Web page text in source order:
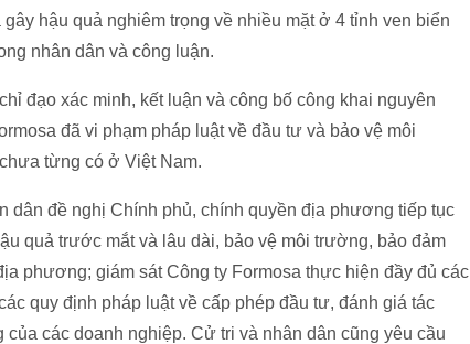
hậu quả nghiêm trọng về nhiều mặt ở 4 tỉnh ven biển
nhân dân và công luận.
đạo xác minh, kết luận và công bố công khai nguyên
đã vi phạm pháp luật về đầu tư và bảo vệ môi
từng có ở Việt Nam.
dân đề nghị Chính phủ, chính quyền địa phương tiếp tục
quả trước mắt và lâu dài, bảo vệ môi trường, bảo đảm
phương; giám sát Công ty Formosa thực hiện đầy đủ các
quy định pháp luật về cấp phép đầu tư, đánh giá tác
các doanh nghiệp. Cử tri và nhân dân cũng yêu cầu